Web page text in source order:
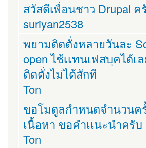
สวัสดีเพื่อนชาว Drupal ค
suriyan2538
พยามติดตั่งหลายวันละ
open ไช้เเทนเฟสบุคได้เ
ติดตั่งไม่ได้สักที
Ton
ขอโมดูลกำหนดจำนวนครั้
เนื้อหา ขอคำเเนะนำครับ
Ton